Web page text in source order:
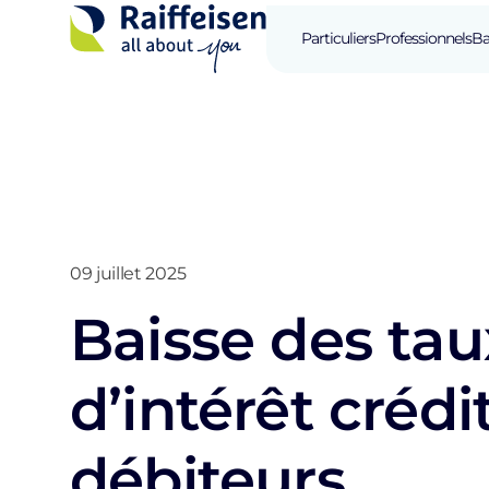
ParticuliersProfessionnels
09 juillet 2025
Baisse des
d’intérêt